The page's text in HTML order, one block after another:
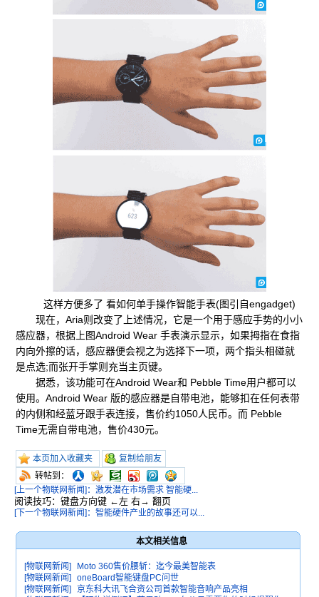
这样方便多了 看如何单手操作智能手表(图引自engadget)
现在，Aria则改变了上述情况，它是一个用于感应手势的小小
感应器，根据上图Android Wear 手表演示显示，如果拇指在食指
内向外擦的话，感应器便会视之为选择下一项，两个指头相碰就
是点选;而张开手掌则充当主页键。
据悉，该功能可在Android Wear和 Pebble Time用户都可以
使用。Android Wear 版的感应器是自带电池，能够扣在任何表带
的内侧和经蓝牙跟手表连接，售价约1050人民币。而 Pebble
Time无需自带电池，售价430元。
本页加入收藏夹
复制给朋友
转帖到：
[上一个物联网新闻]：激发潜在市场需求 智能硬...
阅读技巧：键盘方向键 ←左 右→ 翻页
[下一个物联网新闻]：智能硬件产业的故事还可以...
本文相关信息
[物联网新闻]
Moto 360售价腰斩：迄今最美智能表
[物联网新闻]
oneBoard智能键盘PC问世
[物联网新闻]
京东科大讯飞合资公司首款智能音响产品亮相